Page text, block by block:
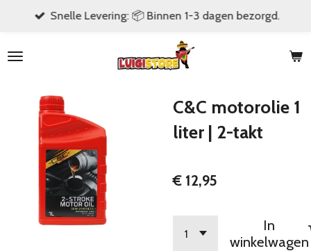
naar
hoofdinhoud
Snelle Levering: 📦 Binnen 1-3 dagen bezorgd.
C&C motorolie 1
liter | 2-takt
€ 12,95
In
winkelwagen